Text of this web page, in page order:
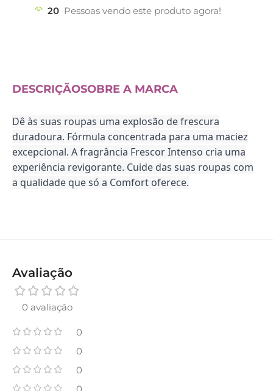
20 Pessoas vendo este produto agora!
DESCRIÇÃOSOBRE A MARCA
Dê às suas roupas uma explosão de frescura
duradoura. Fórmula concentrada para uma maciez
excepcional. A fragrância Frescor Intenso cria uma
experiência revigorante. Cuide das suas roupas com
a qualidade que só a Comfort oferece.
Avaliação
0 avaliação
0
0
0